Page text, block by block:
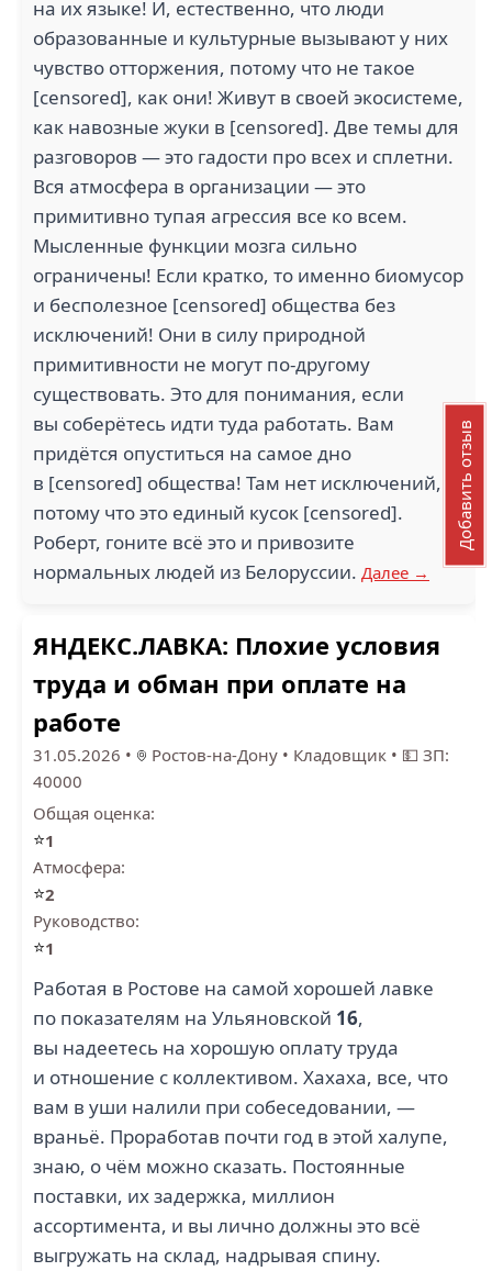
на их языке! И, естественно, что люди
образованные и культурные вызывают у них
чувство отторжения, потому что не такое
[censored], как они! Живут в своей экосистеме,
как навозные жуки в [censored]. Две темы для
разговоров — это гадости про всех и сплетни.
Вся атмосфера в организации — это
примитивно тупая агрессия все ко всем.
Мысленные функции мозга сильно
ограничены! Если кратко, то именно биомусор
и бесполезное [censored] общества без
исключений! Они в силу природной
примитивности не могут по-другому
существовать. Это для понимания, если
вы соберётесь идти туда работать. Вам
придётся опуститься на самое дно
в [censored] общества! Там нет исключений,
потому что это единый кусок [censored].
Роберт, гоните всё это и привозите
нормальных людей из Белоруссии. Далее →
ЯНДЕКС.ЛАВКА: Плохие условия
труда и обман при оплате на
работе
31.05.2026 • Ростов-на-Дону • Кладовщик • 💵 ЗП:
40000
Общая оценка:
⭐1
Атмосфера:
⭐2
Руководство:
⭐1
Работая в Ростове на самой хорошей лавке
по показателям на Ульяновской 16,
вы надеетесь на хорошую оплату труда
и отношение с коллективом. Хахаха, все, что
вам в уши налили при собеседовании, —
враньё. Проработав почти год в этой халупе,
знаю, о чём можно сказать. Постоянные
поставки, их задержка, миллион
ассортимента, и вы лично должны это всё
выгружать на склад, надрывая спину.
Добавить отзыв